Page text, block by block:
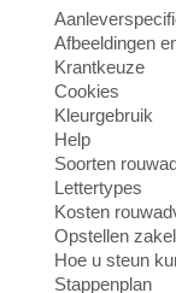
Afbeeldingen
Krantkeuze
Cookies
Kleurgebruik
Help
Soorten
Lettertypes
Kosten
Opstellen
Hoe u steun
Stappenplan